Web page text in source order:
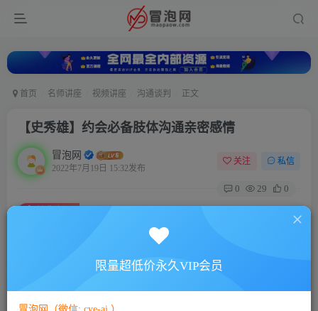
首页 名师讲座 视频讲座 沟通谈判 正文
【史秀雄】约会必备肢体沟通亲密感情
冒泡网
2022年7月19日 15:32发布
关注 私信
0 29 0
【史秀雄】约会必备肢体沟通亲密感情
此内容为付费资源，请付费后查看
5
VIP会员 免费
限量超低价永久VIP会员
冒泡网（微信: cye-ai ）